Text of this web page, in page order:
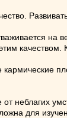
на
неблагих
для